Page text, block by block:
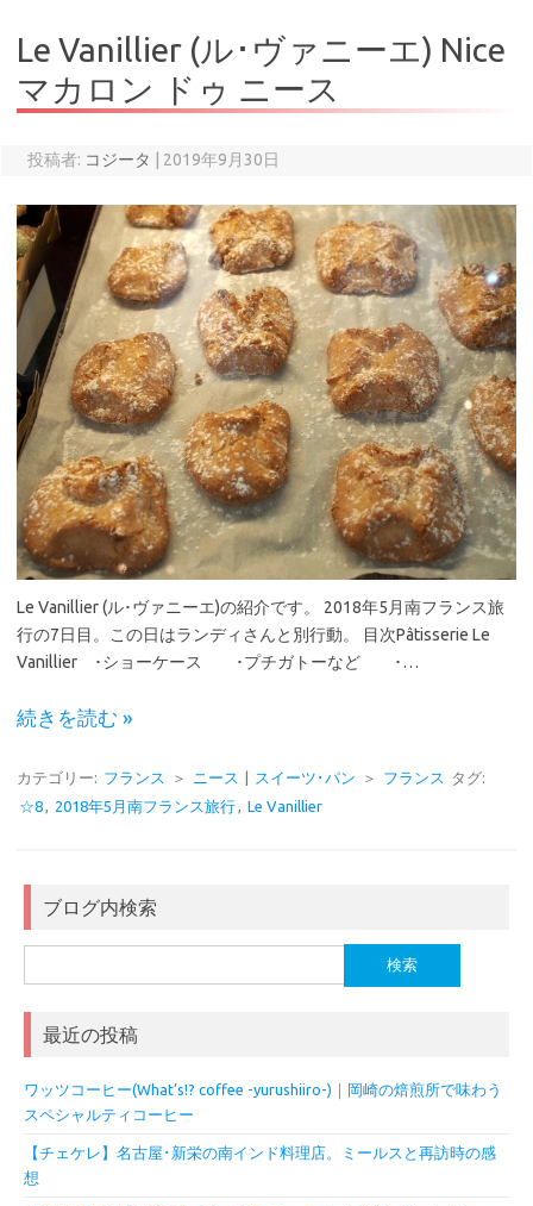
Le Vanillier (ル･ヴァニーエ) Nice
マカロン ドゥ ニース
投稿者: コジータ 2019年9月30日
Le Vanillier (ル･ヴァニーエ)の紹介です。 2018年5月南フランス旅
行の7日目。この日はランディさんと別行動。 目次Pâtisserie Le
Vanillier ･ショーケース ･プチガトーなど ･…
続きを読む »
カテゴリー: フランス ＞ ニース スイーツ･パン ＞ フランス
タグ:
☆8, 2018年5月南フランス旅行, Le Vanillier
ブログ内検索
索:
最近の投稿
ワッツコーヒー(What’s!? coffee -yurushiiro-)｜岡崎の焙煎所で味わう
スペシャルティコーヒー
【チェケレ】名古屋･新栄の南インド料理店。ミールスと再訪時の感
想